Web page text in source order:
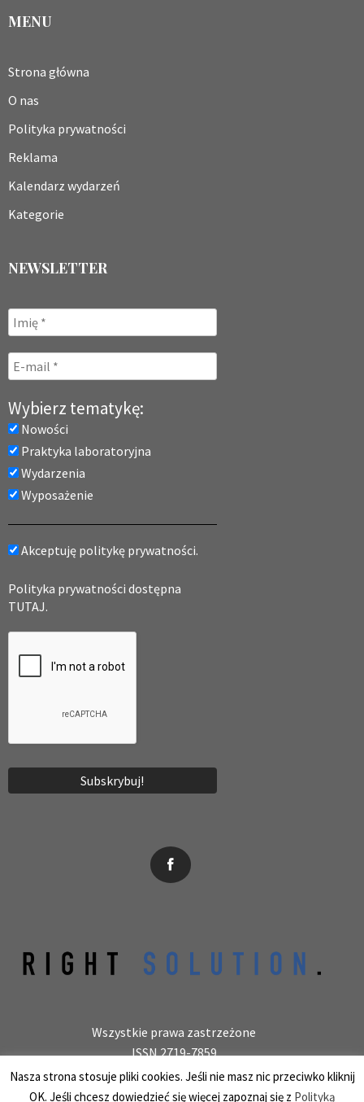
MENU
Strona główna
O nas
Polityka prywatności
Reklama
Kalendarz wydarzeń
Kategorie
NEWSLETTER
Wybierz tematykę:
Nowości
Praktyka laboratoryjna
Wydarzenia
Wyposażenie
Akceptuję politykę prywatności.
Polityka prywatności dostępna
TUTAJ.
Wszystkie prawa zastrzeżone
ISSN 2719-7859
Wydawca: laboratoryjnie.pl Krzysztof Wołowiec
25-150 Kielce, ul. Barwinek 9/31, REGON 387847966
Nasza strona stosuje pliki cookies. Jeśli nie masz nic przeciwko kliknij
OK. Jeśli chcesz dowiedzieć się więcej zapoznaj się z Polityką